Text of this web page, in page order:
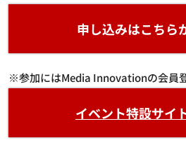
申し込みはこちら
※参加にはMedia Innovationの会員
イベント特設サイ